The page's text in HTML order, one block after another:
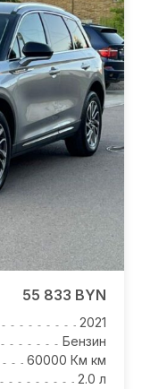
55 833 BYN
2021
Бензин
60000 Км км
2.0 л